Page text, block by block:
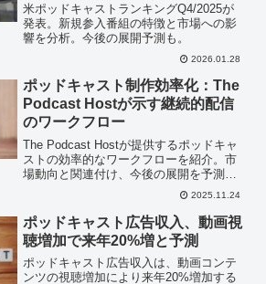
米ポッドキャストランキングQ4/2025が
発表。新規参入番組の特徴と市場への影
響を分析。今後の展開予測も。
2026.01.28
ポッドキャスト制作効率化：The
Podcast Hostが示す継続的配信
のワークフロー
The Podcast Hostが提供するポッドキャ
ストの効率的なワークフローを紹介。市
場動向と関連付け、今後の展開を予測し
2025.11.24
ポッドキャスト広告収入、動画視
聴増加で来年20%増と予測
ポッドキャスト広告収入は、動画コンテ
ンツの視聴増加により来年20%増加する